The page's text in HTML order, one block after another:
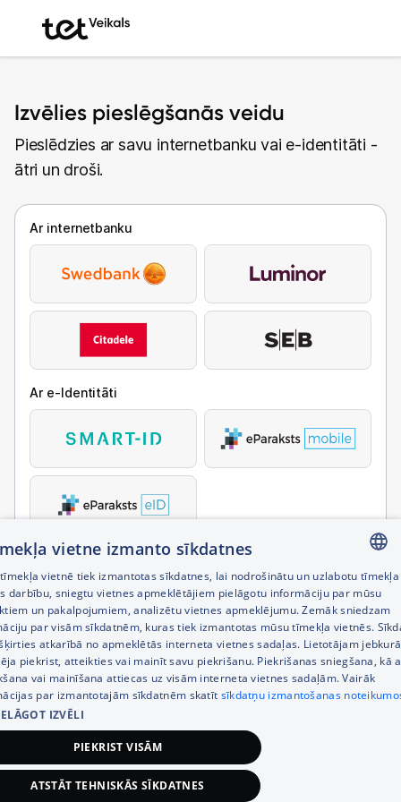
Izvēlies pieslēgšanās veidu
Pieslēdzies ar savu internetbanku vai e-identitāti -
ātri un droši.
Ar internetbanku
Ar e-Identitāti
LATVIAN
RUSSIAN
ENGLISH
vietne izmanto sīkdatnes
vietnē tiek izmantotas sīkdatnes, lai nodrošinātu un uzlabotu tīmekļa
darbību, sniegtu vietnes apmeklētājiem pielāgotu informāciju par mūsu
un pakalpojumiem, analizētu vietnes apmeklējumu. Zemāk sniedzam
par visām sīkdatnēm, kuras tiek izmantotas mūsu tīmekļa vietnēs.
atkarībā no apmeklētās interneta vietnes sadaļas. Lietotājam
piekrist, atteikties vai mainīt savu piekrišanu. Piekrišanas sniegšana, kā
vai mainīšana attiecas uz visām interneta vietnes sadaļām. Vairāk
par izmantotajām sīkdatnēm skatīt sīkdatņu izmantošanas
IZVĒLI
PIEKRIST VISĀM
ATSTĀT TEHNISKĀS SĪKDATNES